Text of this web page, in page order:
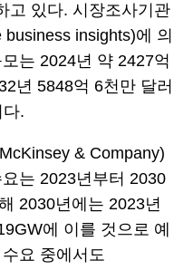
고 있다. 시장조사기관
insights)에 의
는 2024년 약 2427억
년 5848억 6천만 달러
.
& Company)
는 2023년부터 2030
2030년에는 2023년
에 이를 것으로 예
요 중에서도